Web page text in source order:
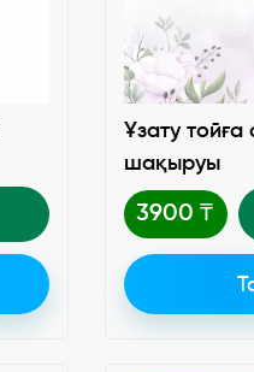
Ұзату тойға
шақыруы
3900 ₸